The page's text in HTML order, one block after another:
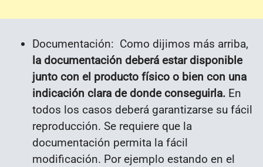
Documentación: Como dijimos más arriba,
la documentación deberá estar disponible
junto con el producto físico o bien con una
indicación clara de donde conseguirla. En
todos los casos deberá garantizarse su fácil
reproducción. Se requiere que la
documentación permita la fácil
modificación. Por ejemplo estando en el